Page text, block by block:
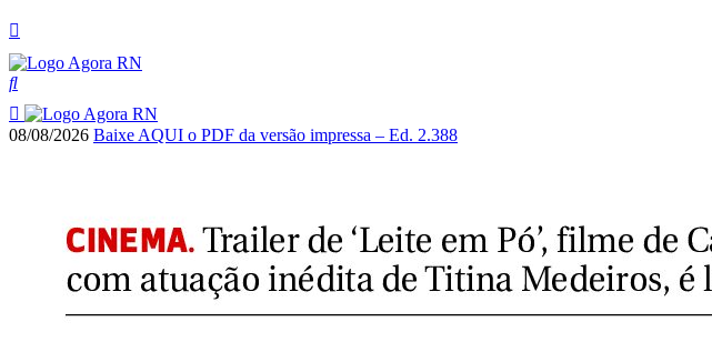
08/08/2026 Baixe AQUI o PDF da versão impressa – Ed. 2.388